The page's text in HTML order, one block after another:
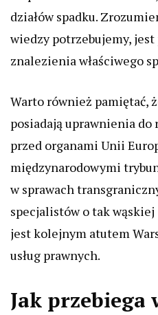
działów spadku.
wiedzy potrzebujemy,
znalezienia właściwego
Warto również pamiętać,
posiadają uprawnienia
przed organami Unii
międzynarodowymi
w sprawach
specjalistów o tak
jest kolejnym atutem
usług prawnych.
Jak przebiega